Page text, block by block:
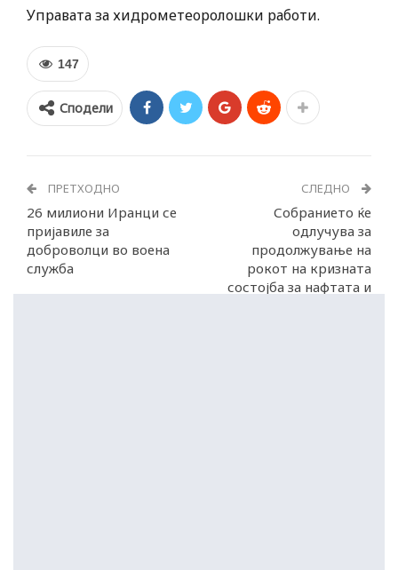
Управата за хидрометеоролошки работи.
147
Сподели
ПРЕТХОДНО
26 милиони Иранци се
пријавиле за
доброволци во воена
служба
СЛЕДНО
Собранието ќе
одлучува за
продолжување на
рокот на кризната
состојба за нафтата и